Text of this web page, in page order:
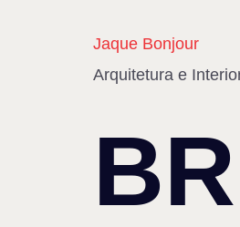
Jaque Bonjour
Arquitetura e